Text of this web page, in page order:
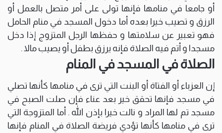
أو جامعا في منامها فإنها تولى على أمر متصل بالعمل أو
الرزق و تصيب خيرا بعده أما دخول المسجد في منام الحامل
فهو تعبير عن سلامتها و حفظها الرجل المتزوج إذا دخل
مسجدا و أتم فيه الصلاة فإنه يرزق بطفل أو يصيب مالا .
الصلاة في المسجد في المنام
إن العزباء أو الفتاة أو البنت التي ترى في منامها كأنها تصلي
في مسجد فإنها تحقق خير بعد عناء فإن صلت الصبح في
مسجد تم لها المراد و نالت خيرا بإذن الله . أما المتزوجة التي
ترى في منامها كأنها تؤدي فريضة الصلاة في المنام فإنها